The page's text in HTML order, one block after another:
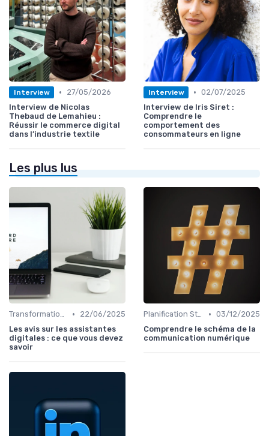
Interview •
27/05/2026
Interview de Nicolas
Thebaud de Lemahieu :
Réussir le commerce digital
dans l’industrie textile
Interview • 02/07/2025
Interview de Iris Siret :
Comprendre le
comportement des
consommateurs en ligne
Les plus lus
Transformation Numérique •
22/06/2025
Les avis sur les assistantes
digitales : ce que vous devez
savoir
Planification Stratégique Digitale • 03/12/2025
Comprendre le schéma de la
communication numérique